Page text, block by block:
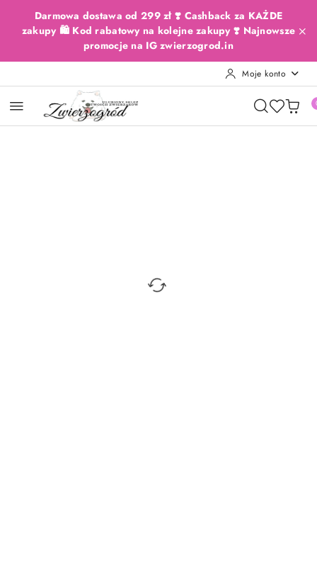
Przejdź do treści głównej
Przejdź do wyszukiwarki
Przejdź do moje konto
Przejdź do menu głównego
Przejdź do opisu produktu
Przejdź do stopki
Darmowa dostawa od 299 zł ❣️ Cashback za KAŻDE
zakupy 🛍️ Kod rabatowy na kolejne zakupy ❣️ Najnowsze
promocje na IG zwierzogrod.in
Moje konto